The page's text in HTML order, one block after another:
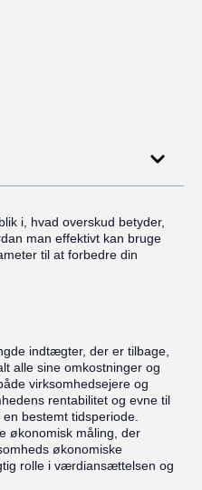
i, hvad overskud betyder,
man effektivt kan bruge
til at forbedre din
indtægter, der er tilbage,
alle sine omkostninger og
virksomhedsejere og
rentabilitet og evne til
bestemt tidsperiode.
økonomisk måling, der
økonomiske
rolle i værdiansættelsen og